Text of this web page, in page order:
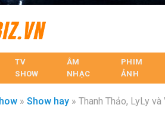
TV
SHOW
ÂM
NHẠC
PHIM
ẢNH
» Show hay » Thanh Thảo, LyLy và